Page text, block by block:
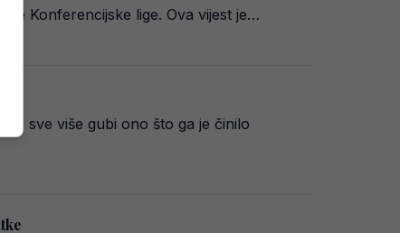
Konferencijske lige. Ova vijest je…
sve više gubi ono što ga je činilo